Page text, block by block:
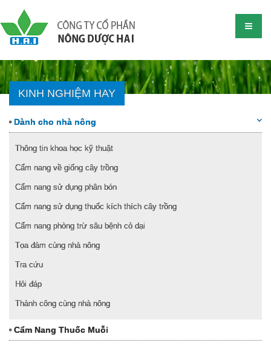
KINH NGHIỆM HAY
Dành cho nhà nông
Thông tin khoa học kỹ thuật
Cẩm nang về giống cây trồng
Cẩm nang sử dụng phân bón
Cẩm nang sử dụng thuốc kích thích cây trồng
Cẩm nang phòng trừ sâu bệnh cỏ dại
Tọa đàm cùng nhà nông
Tra cứu
Hỏi đáp
Thành công cùng nhà nông
Cẩm Nang Thuốc Muỗi